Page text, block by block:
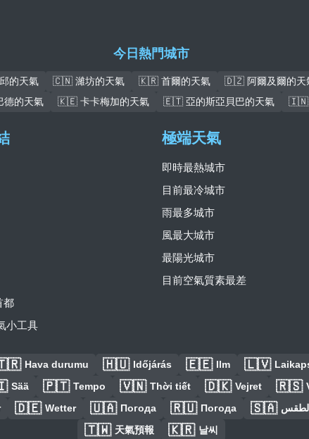
今日熱門城市
的天氣 🇨🇳 濰坊的天氣 🇰🇷 首爾的天氣
🇩🇿 阿爾及爾的天
的天氣
🇰🇪 卡卡梅加的天氣 🇪🇹 亞的斯亞貝巴的天氣 🇮🇳
都
小工具
極端天氣
即時最熱城市
目前最冷城市
雨最多城市
風最大城市
最陽光城市
目前空氣質素最差
Hava durumu 🇭🇺 Időjárás 🇪🇪 Ilm 🇱🇻
Sää 🇵🇹 Tempo 🇻🇳 Thời tiết 🇩🇰 Vejret 🇷🇸
🇩🇪 Wetter 🇺🇦 Погода 🇷🇺 Погода 🇸🇦
🇹🇼 天氣預報 🇰🇷 날씨